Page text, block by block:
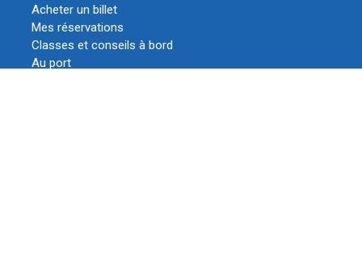
Acheter un billet
Mes réservations
Classes et conseils à bord
Au port